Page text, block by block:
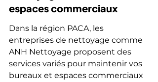
espaces commerciaux
Dans la région PACA, les
entreprises de nettoyage comme
ANH Nettoyage proposent des
services variés pour maintenir vos
bureaux et espaces commerciaux